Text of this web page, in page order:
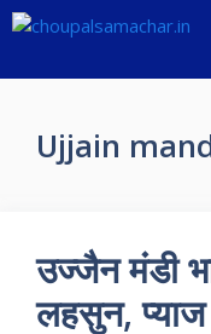
Skip
content
Ujjain
उज्जैन मंडी
लहसुन,